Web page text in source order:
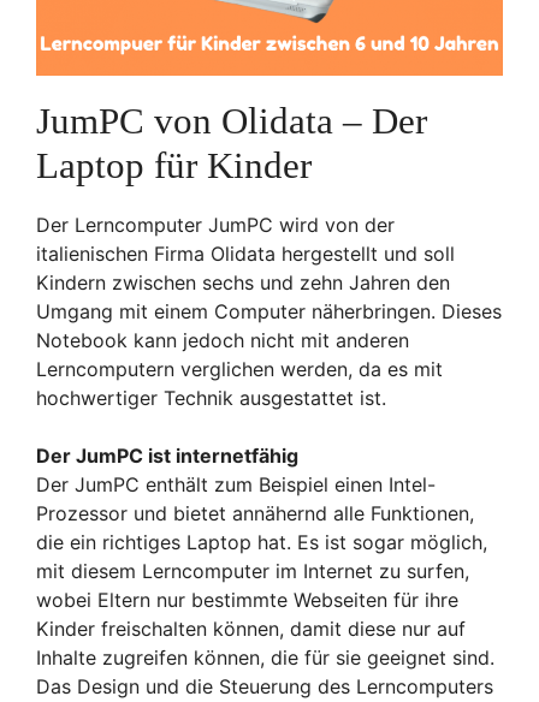
JumPC von Olidata – Der
Laptop für Kinder
Der Lerncomputer JumPC wird von der
italienischen Firma Olidata hergestellt und soll
Kindern zwischen sechs und zehn Jahren den
Umgang mit einem Computer näherbringen. Dieses
Notebook kann jedoch nicht mit anderen
Lerncomputern verglichen werden, da es mit
hochwertiger Technik ausgestattet ist.
Der JumPC ist internetfähig
Der JumPC enthält zum Beispiel einen Intel-
Prozessor und bietet annähernd alle Funktionen,
die ein richtiges Laptop hat. Es ist sogar möglich,
mit diesem Lerncomputer im Internet zu surfen,
wobei Eltern nur bestimmte Webseiten für ihre
Kinder freischalten können, damit diese nur auf
Inhalte zugreifen können, die für sie geeignet sind.
Das Design und die Steuerung des Lerncomputers